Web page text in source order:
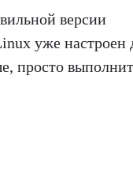
версии
уже настроен
просто